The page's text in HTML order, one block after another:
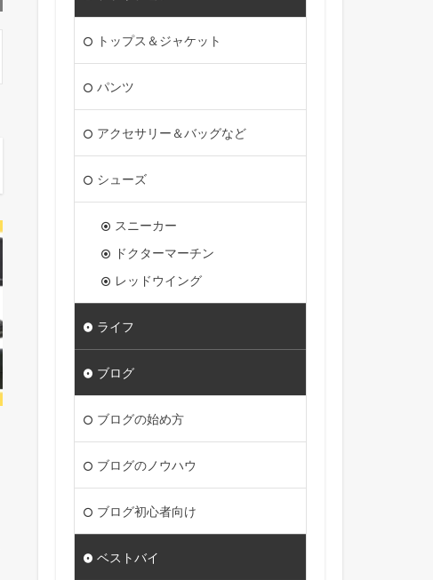
トップス＆ジャケット
パンツ
アクセサリー＆バッグなど
シューズ
スニーカー
ドクターマーチン
レッドウイング
ライフ
ブログ
ブログの始め方
ブログのノウハウ
ブログ初心者向け
ベストバイ